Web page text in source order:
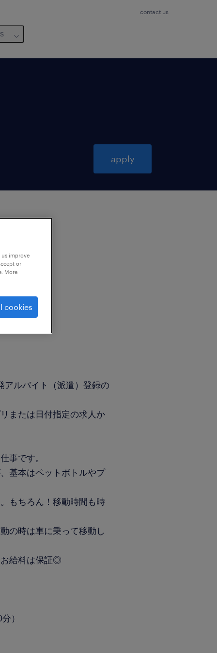
contact us
apply
ルバイト（派遣）登録の
または日付指定の求人か
事です。
基本はペットボトルやプ
もちろん！移動時間も時
の時は車に乗って移動し
給料は保証◎
）
improve
or
More
cookies